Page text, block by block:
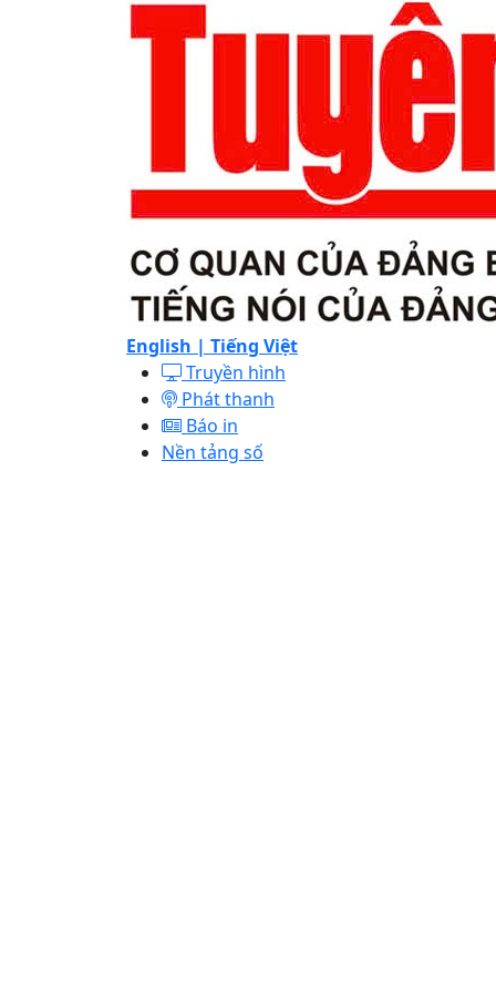
English | Tiếng Việt
Truyền hình
Phát thanh
Báo in
Nền tảng số